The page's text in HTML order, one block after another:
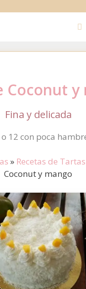
Coconut y
Fina y delicada
o 12 con poca
» Recetas de Tartas
Coconut y mango